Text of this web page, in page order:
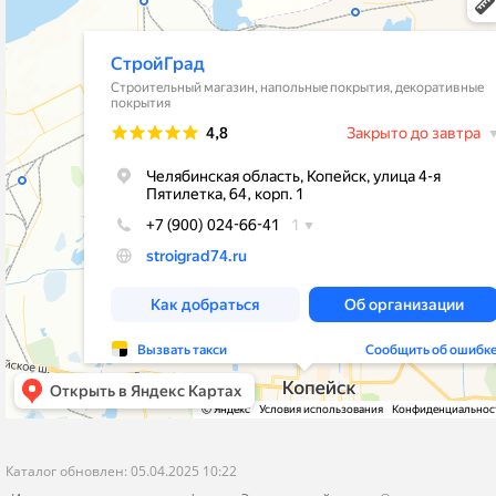
Я даю согласие на обработку моих персональных данных
ОПУБЛИКОВАТЬ
Нажатием на кнопку «Опубликовать» я даю свое согласие на обработку
персональных данных в соответствии суказанными условиями.
Новости
Политика конфиденциальности
stroygrad.kopeysk@mail.ru
Челябинская обл.,г.Копейск , ул.4-
Пятилетки,64,рынок"Народный Двор"
корпус 1- Стройматериалы и Отделка
корпус 2 - Кафель и Сантехника
пн-пт с 9-00 до 19-00
сб-вс с 9-00 до 18-00
Каталог обновлен: 05.04.2025 10:22